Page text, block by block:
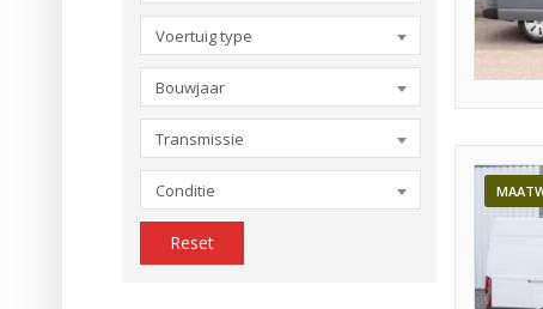
Voertuig type
Bouwjaar
Transmissie
Conditie
Reset